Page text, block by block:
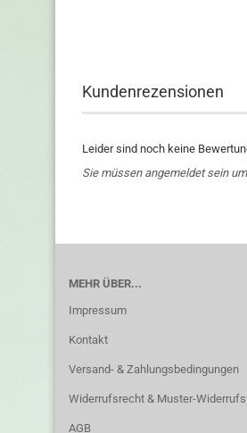
Kundenrezensionen
Leider sind noch keine
Sie müssen angemeldet sein
MEHR ÜBER...
Impressum
Kontakt
Versand- & Zahlungsbedingungen
Widerrufsrecht & Muster-
AGB